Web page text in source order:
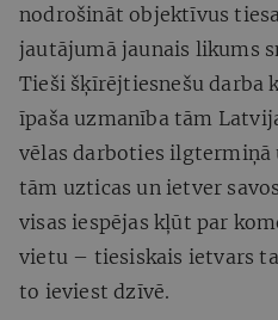
nodrošināt objektīvus
jautājumā jaunais likums
Tieši šķīrējtiesnešu darba
īpaša uzmanība tām
vēlas darboties ilgtermiņā
tām uzticas un ietver
visas iespējas kļūt par
vietu – tiesiskais ietvars
to ieviest dzīvē.